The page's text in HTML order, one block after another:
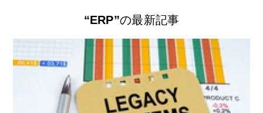
“ERP”の最新記事